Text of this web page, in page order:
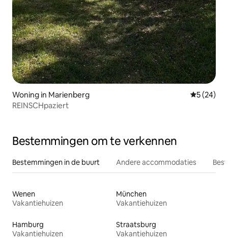
Woning in Marienberg
5 (24)
REINSCHpaziert
Bestemmingen om te verkennen
Bestemmingen in de buurt Andere accommodaties
Wenen
Vakantiehuizen
München
Vakantiehuizen
Hamburg
Vakantiehuizen
Straatsburg
Vakantiehuizen